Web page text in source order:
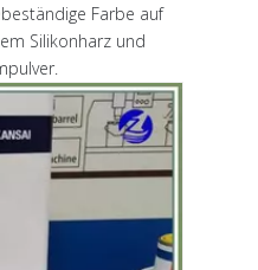
Farbe auf
Silikonharz und